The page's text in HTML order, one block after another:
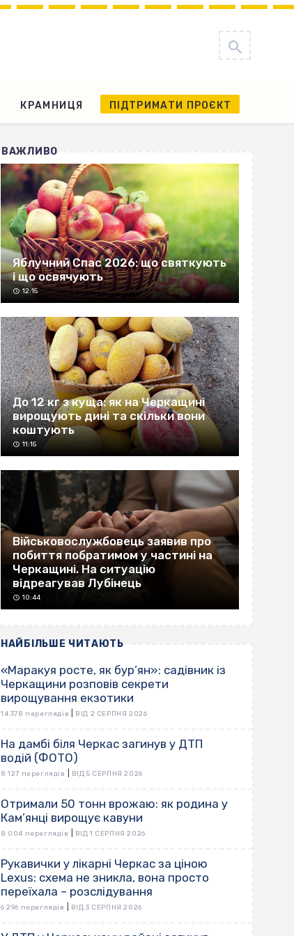
КРАМНИЦЯ ПІДТРИМАТИ ПРОЄКТ
ВАЖЛИВО
Яблучний Спас 2026: що святкують
і що освячують
12:15
До 12 кг з куща: як на Черкащині
вирощують дині та скільки вони
коштують
11:15
Військовослужбовець заявив про
побиття побратимом у частині на
Черкащині. На ситуацію
відреагував Лубінець
10:44
НАЙБІЛЬШЕ ЧИТАЮТЬ
«Маракуя росте, як бур’ян»: садівник із
Черкащини розповів секрети
вирощування екзотики
14 378 переглядів ВІД 2 СЕРПНЯ 2026
На дамбі біля Черкас загинув у ДТП
водій (ФОТО)
8 127 переглядів ВІД 5 СЕРПНЯ 2026
Отримали 50 тонн врожаю: як родина у
Кам’янці вирощує кавуни
8 004 переглядів ВІД 1 СЕРПНЯ 2026
Рукавички у лікарні Черкас за ціною
Lexus: схема не зникла, вона просто
переїхала – розслідування
6 296 переглядів ВІД 3 СЕРПНЯ 2026